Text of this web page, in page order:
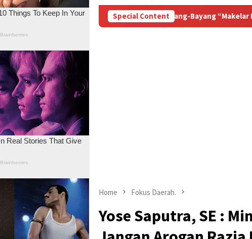
Special Content
dan Bayang-Bayang “Makelar Berkelas” di Tengah Proyek
Home Fokus Daerah.
Yose Saputra, SE :